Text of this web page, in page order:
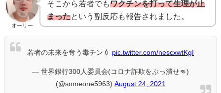
オーリー
そこから若者でもワクチンを打って生理が止
まったという副反応も報告されました。
若者の未来を奪う毒チン💉 pic.twitter.com/nescxwtKgI
— 世界銀行300人委員会(コロナ詐欺をぶっ潰せ👊)
(@someone5963) August 24, 2021